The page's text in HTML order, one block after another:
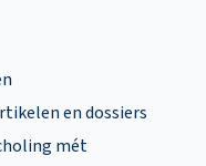
en dossiers
mét